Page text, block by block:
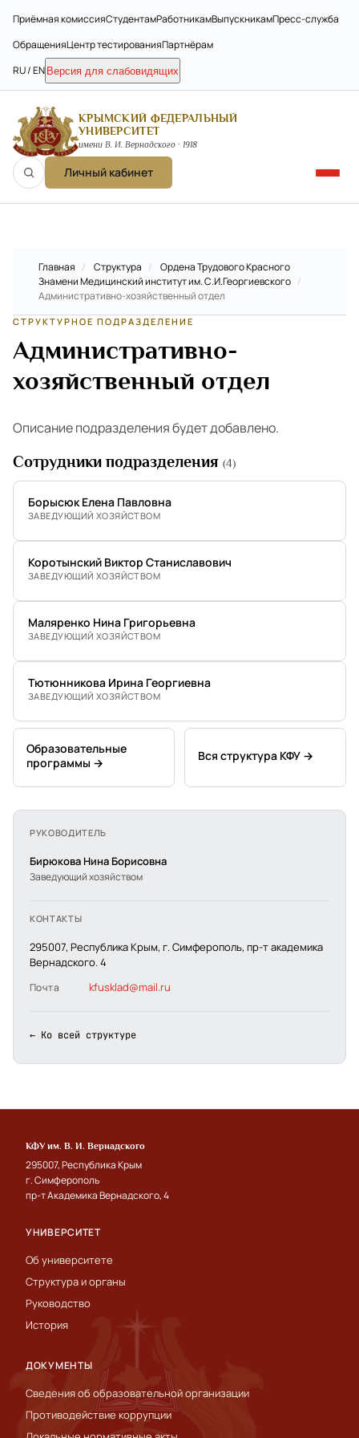
Приёмная комиссияСтудентамРаботникамВыпускникамПресс-служба
ОбращенияЦентр тестированияПартнёрам
RU / EN Версия для слабовидящих
КРЫМСКИЙ ФЕДЕРАЛЬНЫЙ
УНИВЕРСИТЕТ
имени В. И. Вернадского · 1918
Личный кабинет
Главная / Структура /
Ордена Трудового Красного
Знамени Медицинский институт им. С.И.Георгиевского /
Административно-хозяйственный отдел
СТРУКТУРНОЕ ПОДРАЗДЕЛЕНИЕ
Административно-
хозяйственный отдел
Описание подразделения будет добавлено.
Сотрудники подразделения (4)
Борысюк Елена Павловна
ЗАВЕДУЮЩИЙ ХОЗЯЙСТВОМ
Коротынский Виктор Станиславович
ЗАВЕДУЮЩИЙ ХОЗЯЙСТВОМ
Маляренко Нина Григорьевна
ЗАВЕДУЮЩИЙ ХОЗЯЙСТВОМ
Тютюнникова Ирина Георгиевна
ЗАВЕДУЮЩИЙ ХОЗЯЙСТВОМ
Образовательные
программы →
Вся структура КФУ →
РУКОВОДИТЕЛЬ
Бирюкова Нина Борисовна
Заведующий хозяйством
КОНТАКТЫ
295007, Республика Крым, г. Симферополь, пр-т академика
Вернадского. 4
Почта kfusklad@mail.ru
← Ко всей структуре
КФУ им. В. И. Вернадского
295007, Республика Крым
г. Симферополь
пр-т Академика Вернадского, 4
УНИВЕРСИТЕТ
Об университете
Структура и органы
Руководство
История
ДОКУМЕНТЫ
Сведения об образовательной организации
Противодействие коррупции